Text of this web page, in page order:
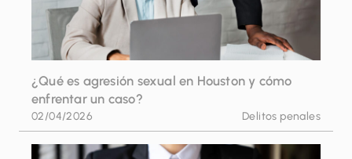
¿Qué es agresión sexual en Houston y cómo
enfrentar un caso?
02/04/2026 Delitos penales